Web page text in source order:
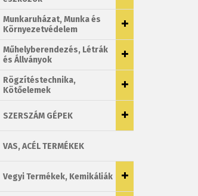
Munkaruházat, Munka és
Környezetvédelem
Műhelyberendezés, Létrák
és Állványok
Rögzítéstechnika,
Kötőelemek
SZERSZÁM GÉPEK
VAS, ACÉL TERMÉKEK
Vegyi Termékek, Kemikáliák